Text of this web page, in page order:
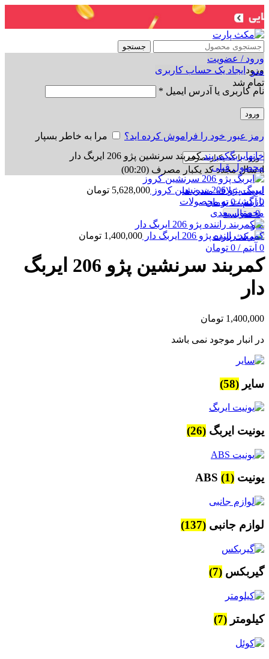
جستجو
ورود / عضویت
ورود ایجاد یک حساب کاربری
نام کاربری یا آدرس ایمیل *
ورود
رمز عبور خود را فراموش کرده اید؟ مرا به خاطر بسپار
ورود با کد یکبارمصرف
ارسال مجدد کد یکبار مصرف (00:
20
)
لیست علاقه مندی ها
0 آیتم /
0 تومان
0 مقایسه
منو
0 آیتم /
0 تومان
منو
تمام شد
برای بزرگنمایی کلیک کنید
خانهایربگکمربندکمربند سرنشین پژو 206 ایربگ دار
محصول قبلی
ایربگ پژو 206 سرنشین کروز 5,628,000 تومان
بازگشت به محصولات
محصول بعدی
کمربند راننده پژو 206 ایربگ دار 1,400,000 تومان
کمربند سرنشین پژو 206 ایربگ
دار
1,400,000 تومان
در انبار موجود نمی باشد
سایر (58)
یونیت ایربگ (26)
یونیت ABS (1)
لوازم جانبی (137)
گیربکس (7)
کیلومتر (7)